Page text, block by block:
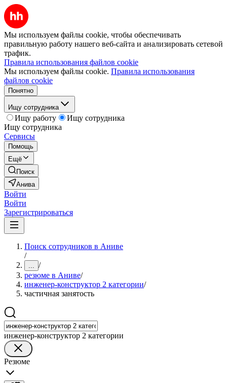
Мы используем файлы cookie, чтобы обеспечивать
правильную работу нашего веб-сайта и анализировать сетевой
трафик.
Правила использования файлов cookie
Мы используем файлы cookie. Правила использования
файлов cookie
Понятно
Ищу сотрудника
Ищу работу
Ищу сотрудника
Ищу сотрудника
Сервисы
Помощь
Ещё
Поиск
Анива
Войти
Войти
Зарегистрироваться
Поиск сотрудников в Аниве
/
... /
резюме в Аниве/
инженер-конструктор 2 категории/
частичная занятость
инженер-конструктор 2 категории
Резюме